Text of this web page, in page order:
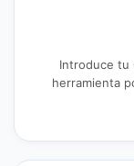
Introduce tu
herramienta